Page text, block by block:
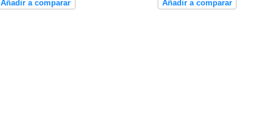
Añadir a comparar Añadir a comparar